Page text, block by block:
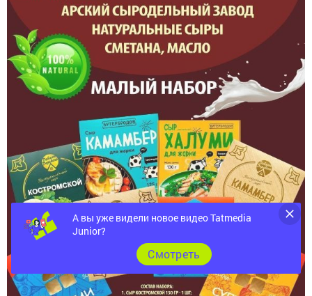
А вы уже видели новое видео Tatmedia
Junior?
Cмотреть